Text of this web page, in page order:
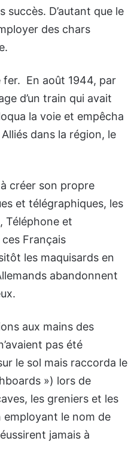
D’autant que le
des chars
fer. En août 1944, par
d’un train qui avait
la voie et empêcha
dans la région, le
créer son propre
et télégraphiques, les
Téléphone et
Français
les maquisards en
abandonnent
aux mains des
pas été
le sol mais raccorda le
») lors de
les greniers et les
employant le nom de
jamais à